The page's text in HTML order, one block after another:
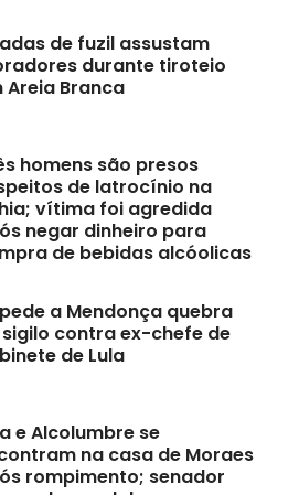
de fuzil assustam
durante tiroteio
Areia Branca
homens são presos
de latrocínio na
vítima foi agredida
negar dinheiro para
de bebidas alcóolicas
pede a Mendonça quebra
sigilo contra ex-chefe de
de Lula
e Alcolumbre se
na casa de Moraes
rompimento; senador